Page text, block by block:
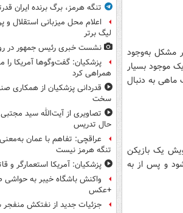
مشکل به‌وجود
موجود بسیار
ماهی به دنبال
یک بازیکن
و پس از به
تنگه هرمز، برگ برنده ایران
اعلام محل میزبانی استقلال و
لیگ برتر
نشست خبری رئیس جمهور در
پزشکیان: گفت‌وگوها آمریکا را
همراهی کرد
قدردانی پزشکیان از همکاری
سخت
تصاویری از آیت‌الله سید
حال تدریس
عراقچی: تفاهم با عمان
تنگه هرمز نیست
پزشکیان: آمریکا استعمارگر و
واکنش باشگاه خیبر به
+عکس
جزئیات جدید از نفتکش منفجر